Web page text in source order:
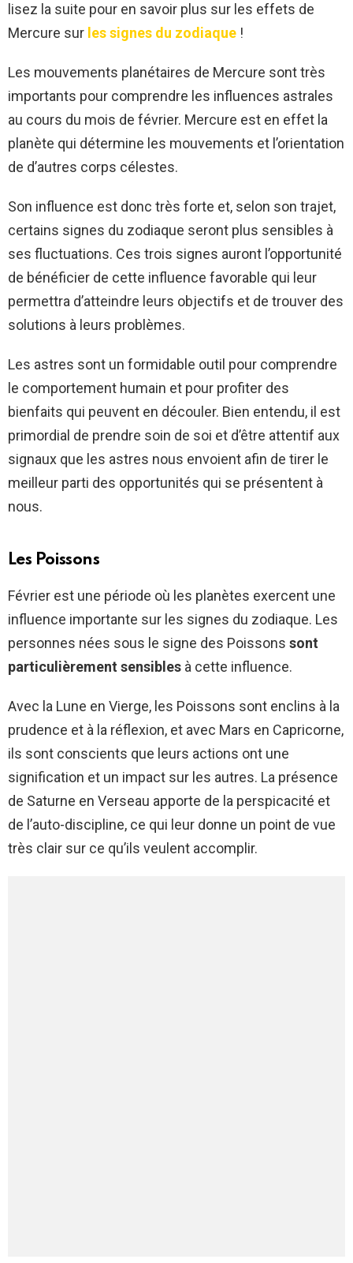
lisez la suite pour en savoir plus sur les effets de
Mercure sur les signes du zodiaque !
Les mouvements planétaires de Mercure sont très
importants pour comprendre les influences astrales
au cours du mois de février. Mercure est en effet la
planète qui détermine les mouvements et l’orientation
de d’autres corps célestes.
Son influence est donc très forte et, selon son trajet,
certains signes du zodiaque seront plus sensibles à
ses fluctuations. Ces trois signes auront l’opportunité
de bénéficier de cette influence favorable qui leur
permettra d’atteindre leurs objectifs et de trouver des
solutions à leurs problèmes.
Les astres sont un formidable outil pour comprendre
le comportement humain et pour profiter des
bienfaits qui peuvent en découler. Bien entendu, il est
primordial de prendre soin de soi et d’être attentif aux
signaux que les astres nous envoient afin de tirer le
meilleur parti des opportunités qui se présentent à
nous.
Les Poissons
Février est une période où les planètes exercent une
influence importante sur les signes du zodiaque. Les
personnes nées sous le signe des Poissons sont
particulièrement sensibles à cette influence.
Avec la Lune en Vierge, les Poissons sont enclins à la
prudence et à la réflexion, et avec Mars en Capricorne,
ils sont conscients que leurs actions ont une
signification et un impact sur les autres. La présence
de Saturne en Verseau apporte de la perspicacité et
de l’auto-discipline, ce qui leur donne un point de vue
très clair sur ce qu’ils veulent accomplir.